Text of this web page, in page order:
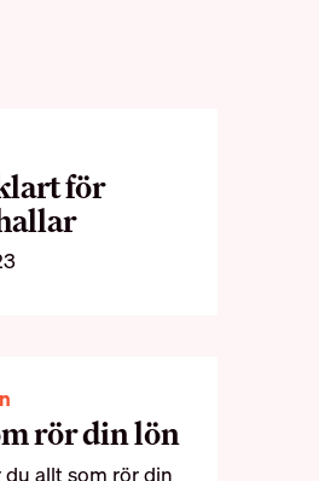
för
rör din lön
allt som rör din